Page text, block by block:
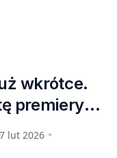
wkrótce.
premiery
lut 2026